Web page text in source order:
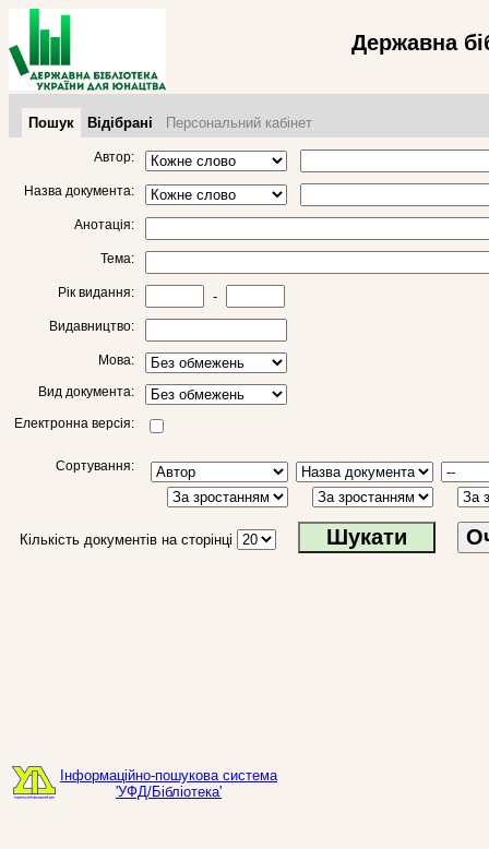
Державна
Пошук Відібрані Персональний кабінет
Автор:
Назва документа:
Анотація:
Тема:
Рік видання: -
Видавництво:
Мова:
Вид документа:
Електронна версія:
Сортування:
Кількість документів на сторінці
Інформаційно-пошукова система
'УФД/Бібліотека'